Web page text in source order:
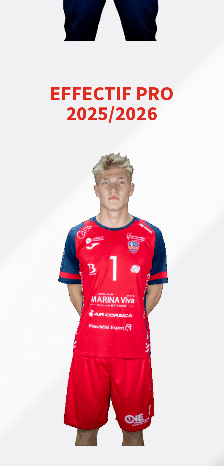
EFFECTIF PRO
2025/2026